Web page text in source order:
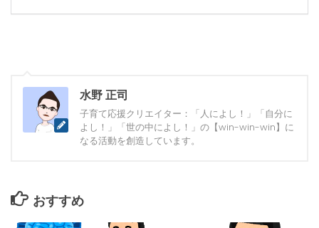
水野 正司
子育て応援クリエイター：「人によし！」「自分に
よし！」「世の中によし！」の【win-win-win】に
なる活動を創造しています。
おすすめ